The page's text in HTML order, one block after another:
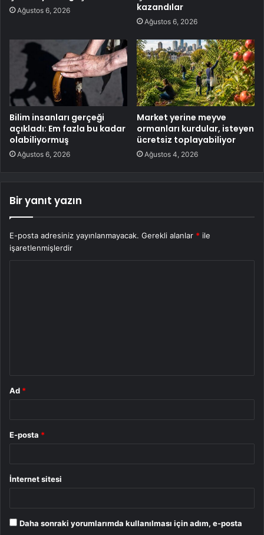
Ağustos 6, 2026
kazandılar
Ağustos 6, 2026
Bilim insanları gerçeği
açıkladı: Em fazla bu kadar
olabiliyormuş
Ağustos 6, 2026
Market yerine meyve
ormanları kurdular, isteyen
ücretsiz toplayabiliyor
Ağustos 4, 2026
Bir yanıt yazın
E-posta adresiniz yayınlanmayacak. Gerekli alanlar * ile
işaretlenmişlerdir
Ad *
E-posta *
İnternet sitesi
Daha sonraki yorumlarımda kullanılması için adım, e-posta